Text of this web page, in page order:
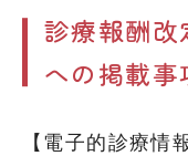
診療報酬改
への掲載事
【電子的診療情